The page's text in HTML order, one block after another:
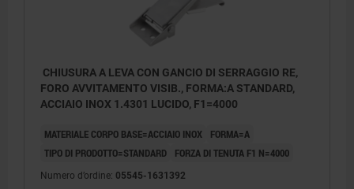
Forma C con occhiello
riscontro
CHIUSURA A LEVA CON GANCIO DI SERRAGGIO RE,
FORO AVVITAMENTO VISIB., FORMA:A STANDARD,
ACCIAIO INOX 1.4301 LUCIDO, F1=4000
MATERIALE CORPO BASE=ACCIAIO INOX
FORMA=A
TIPO DI PRODOTTO=STANDARD
FORZA DI TENUTA F1 N=4000
Numero d’ordine: 05545-1631392